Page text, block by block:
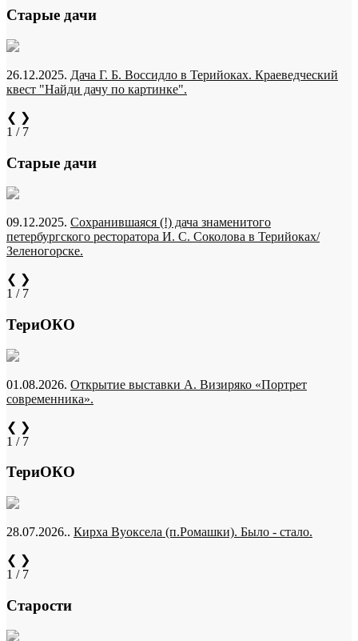
Старые дачи
26.12.2025. Дача Г. Б. Воссидло в Терийоках. Краеведческий
квест "Найди дачу по картинке".
❮ ❯
1 / 7
Старые дачи
09.12.2025. Сохранившаяся (!) дача знаменитого
петербургского ресторатора И. С. Соколова в Терийоках/
Зеленогорске.
❮ ❯
1 / 7
ТериОКО
01.08.2026. Открытие выставки А. Визиряко «Портрет
современника».
❮ ❯
1 / 7
ТериОКО
28.07.2026.. Кирха Вуоксела (п.Ромашки). Было - стало.
❮ ❯
1 / 7
Старости